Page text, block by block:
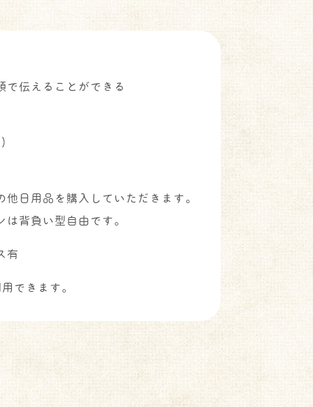
で伝えることができる
日用品を購入していただきます。
背負い型自由です。
有
できます。